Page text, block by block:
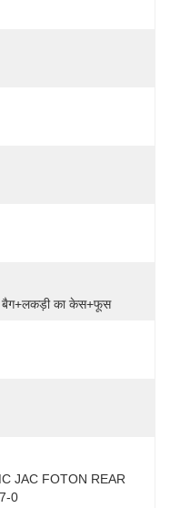
बैग+लकड़ी का केस+फूस
JAC FOTON REAR
0